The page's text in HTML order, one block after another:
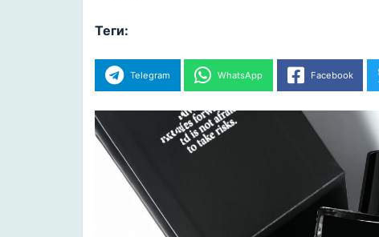
Теги:
Telegram WhatsApp Facebook